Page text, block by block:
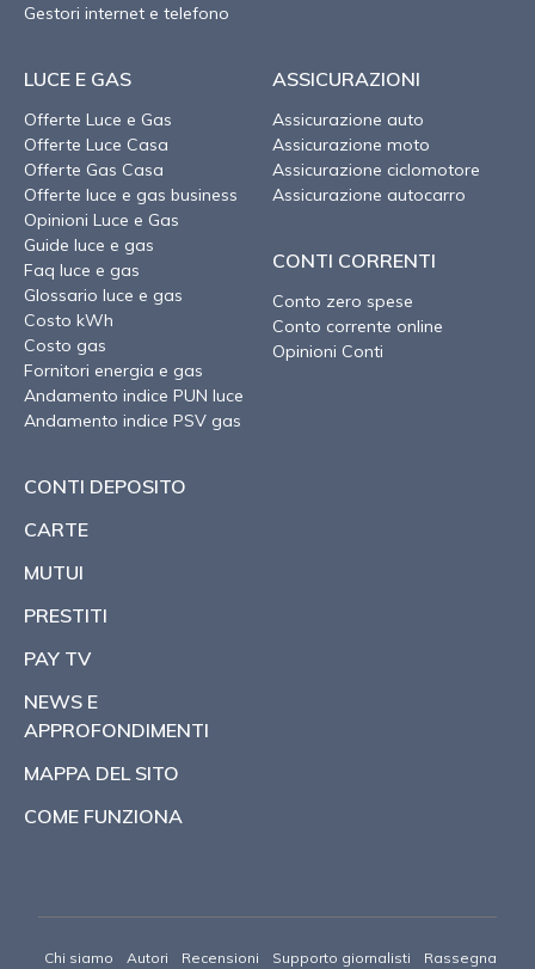
Gestori internet e telefono
LUCE E GAS
Offerte Luce e Gas
Offerte Luce Casa
Offerte Gas Casa
Offerte luce e gas business
Opinioni Luce e Gas
Guide luce e gas
Faq luce e gas
Glossario luce e gas
Costo kWh
Costo gas
Fornitori energia e gas
Andamento indice PUN luce
Andamento indice PSV gas
ASSICURAZIONI
Assicurazione auto
Assicurazione moto
Assicurazione ciclomotore
Assicurazione autocarro
CONTI CORRENTI
Conto zero spese
Conto corrente online
Opinioni Conti
CONTI DEPOSITO
CARTE
MUTUI
PRESTITI
PAY TV
NEWS E
APPROFONDIMENTI
MAPPA DEL SITO
COME FUNZIONA
Chi siamo Autori Recensioni Supporto giornalisti Rassegna